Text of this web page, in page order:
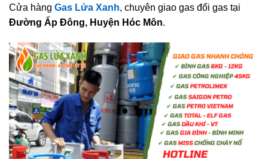
Cửa hàng Gas Lửa Xanh, chuyên giao gas đổi gas tại
Đường Ấp Đông, Huyện Hóc Môn.